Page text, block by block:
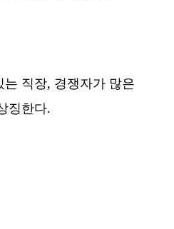
직장, 경쟁자가 많은
징한다.